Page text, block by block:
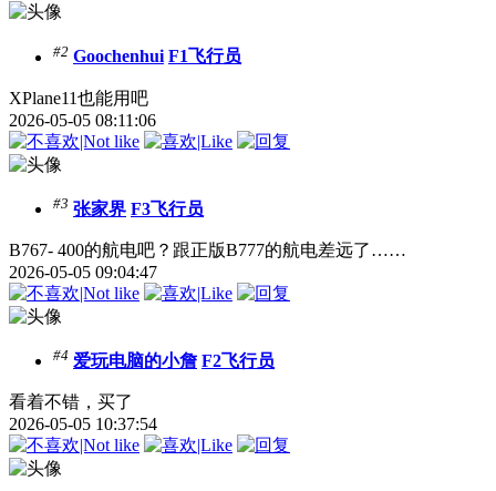
#2 Goochenhui F1飞行员
XPlane11也能用吧
2026-05-05 08:11:06
#3 张家界 F3飞行员
B767- 400的航电吧？跟正版B777的航电差远了……
2026-05-05 09:04:47
#4 爱玩电脑的小詹 F2飞行员
看着不错，买了
2026-05-05 10:37:54